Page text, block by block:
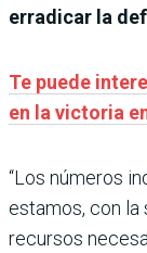
erradicar la
Te puede
en la victoria
“Los números
estamos, con
recursos